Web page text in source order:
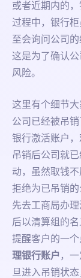
或者近期内的
过程中，银行
至会询问公司
这是为了确认
风险。
这里有个细节大
公司已经被吊
银行激活账户，
吊销后公司就
动，虽然取钱
拒绝为已吊销
先去工商局办
后以清算组的
提醒客户的一个
理银行账户 ，
旦进入吊销状